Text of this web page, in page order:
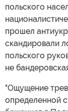
польского
прошел
скандировали
польского
не
"Ощущение
определенной